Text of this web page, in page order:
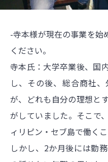
-寺本様が現在の事業を始
ください。
寺本氏：大学卒業後、国
し、その後、総合商社
が、どれも自分の理想と
がしていました。そこで
ィリピン・セブ島で働くこ
しかし、2か月後には勤